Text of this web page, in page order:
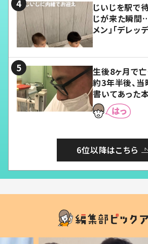
じいじを駅で
じが来た瞬間…
メン」「デレッ
生後8ヶ月で
約3年半後、
書いてあった
6位以降はこちら